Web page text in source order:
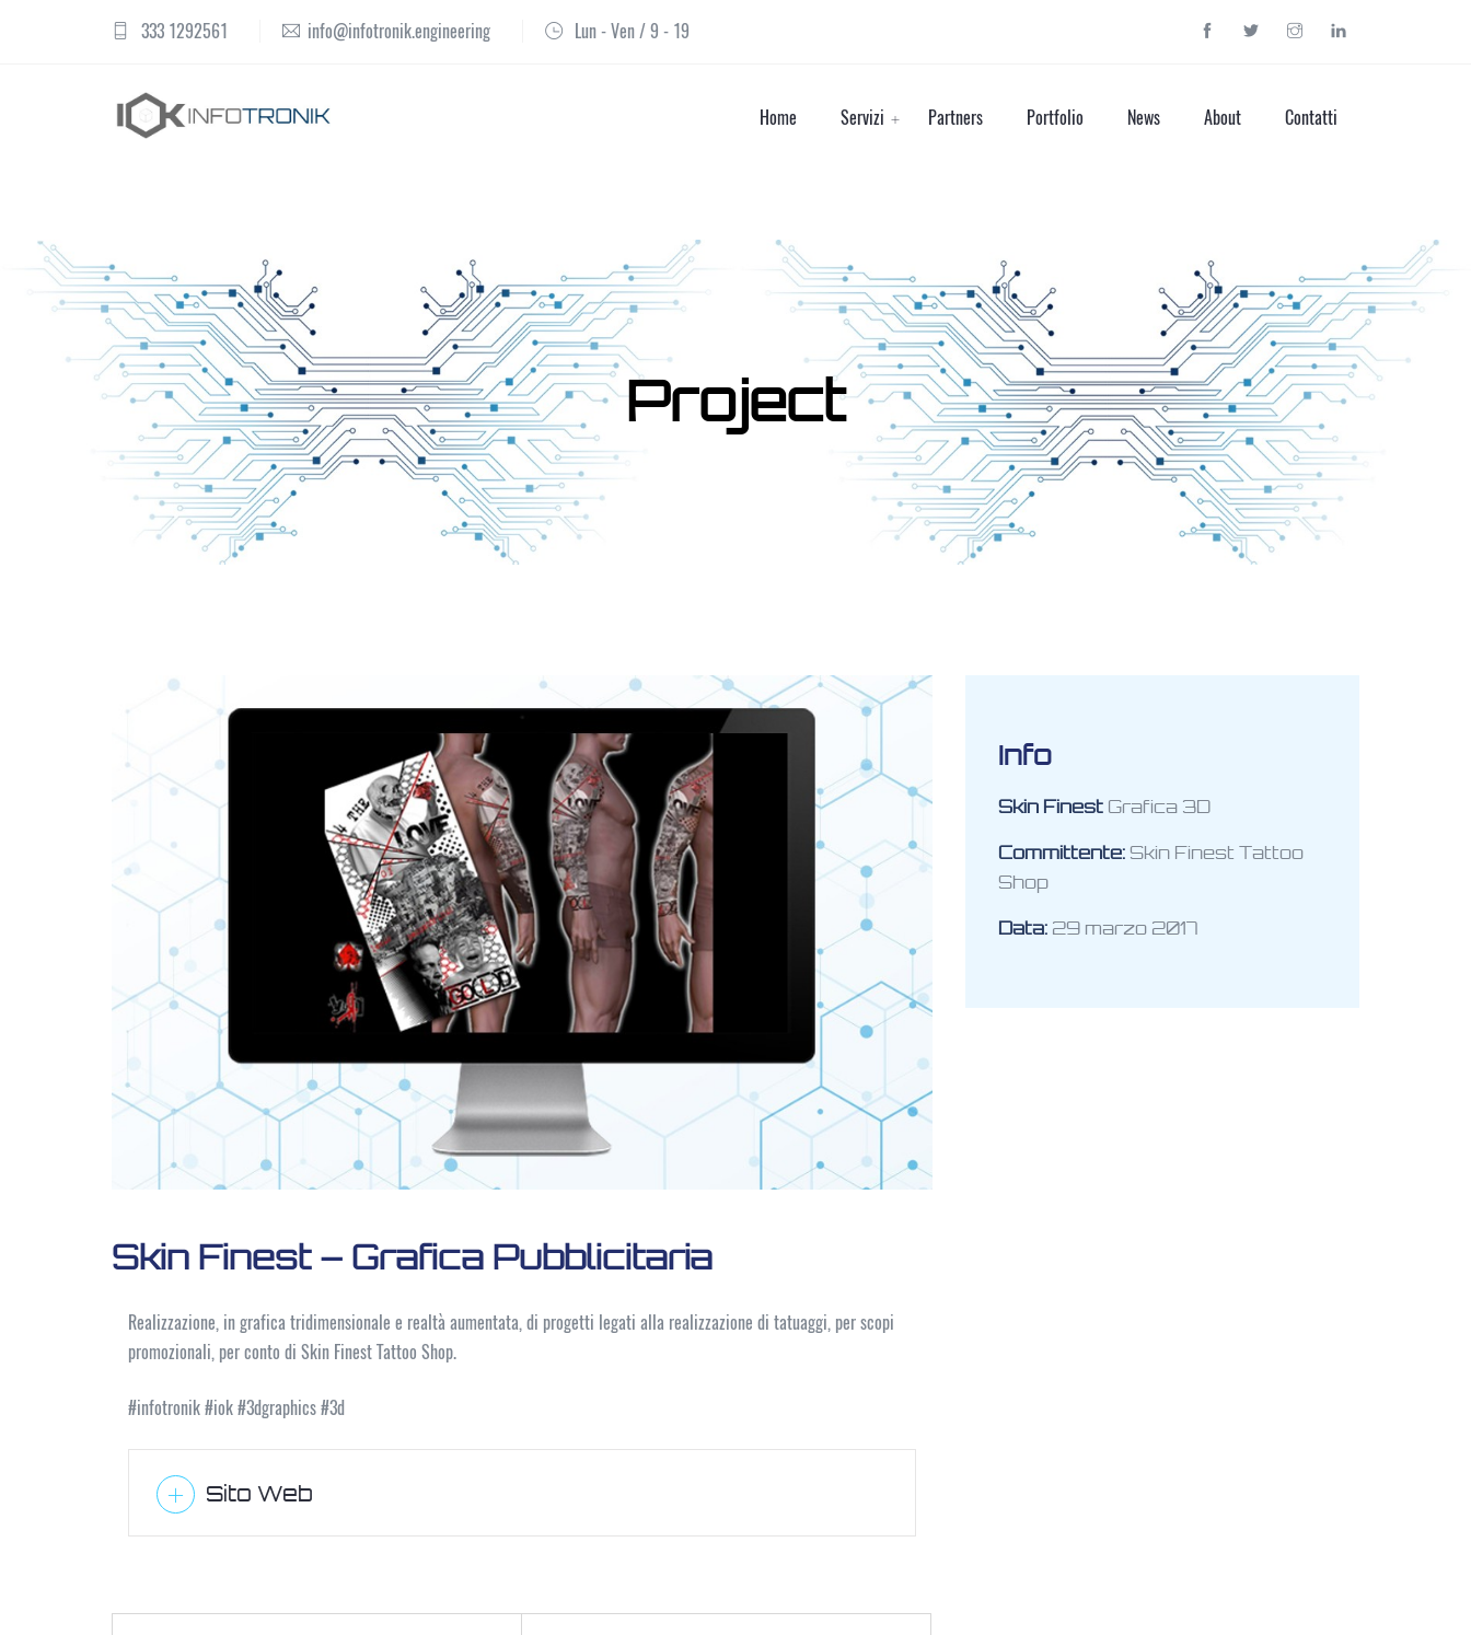
333 1292561 info@infotronik.engineering Lun - Ven / 9 - 19
Home Servizi Partners Portfolio News About Contatti
Project
Skin Finest – Grafica Pubblicitaria
Realizzazione, in grafica tridimensionale e realtà aumentata, di progetti legati alla realizzazione di tatuaggi, per scopi
promozionali, per conto di Skin Finest Tattoo Shop.
#infotronik #iok #3dgraphics #3d
Sito Web
Info
Skin Finest Grafica 3D
Committente: Skin Finest Tattoo
Shop
Data: 29 marzo 2017